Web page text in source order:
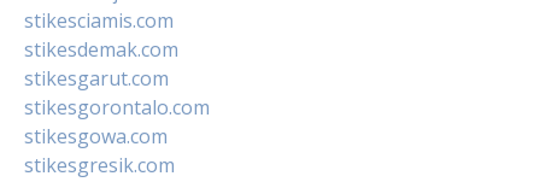
stikesciamis.com
stikesdemak.com
stikesgarut.com
stikesgorontalo.com
stikesgowa.com
stikesgresik.com